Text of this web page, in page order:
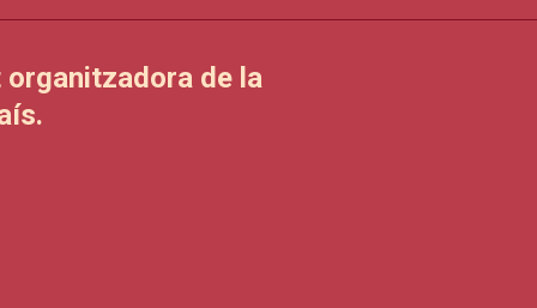
organitzadora de la